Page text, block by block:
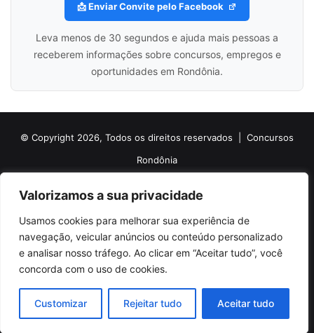
Valorizamos a sua privacidade
Usamos cookies para melhorar sua experiência de
navegação, veicular anúncios ou conteúdo personalizado
e analisar nosso tráfego. Ao clicar em “Aceitar tudo”, você
concorda com o uso de cookies.
Customizar Rejeitar tudo Aceitar tudo
📩 Enviar Convite pelo Facebook
Leva menos de 30 segundos e ajuda mais pessoas a
receberem informações sobre concursos, empregos e
oportunidades em Rondônia.
© Copyright 2026, Todos os direitos reservados | Concursos
Rondônia
Sobre o Concursos Rondônia
Siga nossas redes sociais
Web Stories Anuncie
Facebook
X PinterestLinkedinYouTubeInstagramTelegramTikTok
WhatsApp